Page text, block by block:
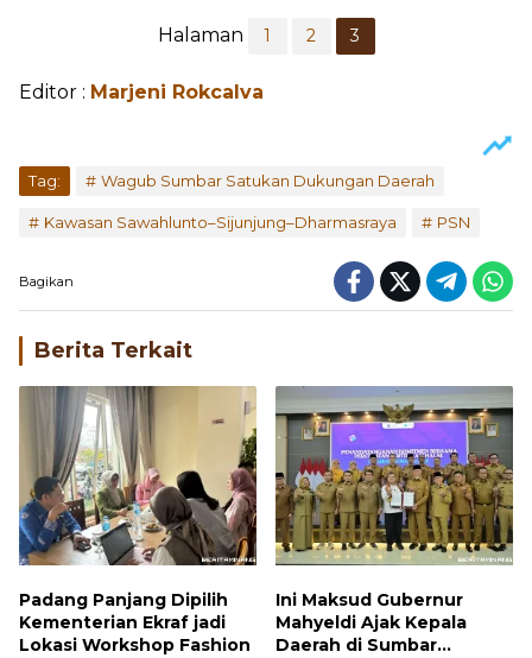
Halaman 1 2 3
Editor : Marjeni Rokcalva
Tag: Wagub Sumbar Satukan Dukungan Daerah
Kawasan Sawahlunto–Sijunjung–Dharmasraya PSN
Bagikan
Berita Terkait
Padang Panjang Dipilih
Kementerian Ekraf jadi
Lokasi Workshop Fashion
Ini Maksud Gubernur
Mahyeldi Ajak Kepala
Daerah di Sumbar